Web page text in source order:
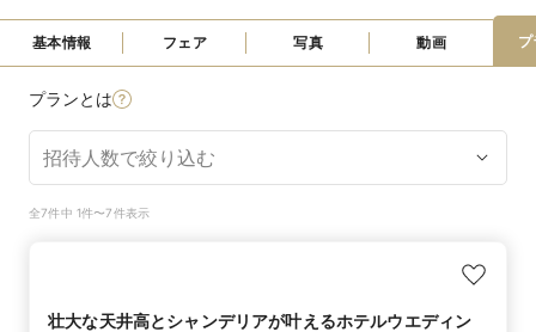
基本情報 フェア 写真 動画
プランとは
全7件中 1件〜7件表示
壮大な天井高とシャンデリアが叶えるホテルウエディン